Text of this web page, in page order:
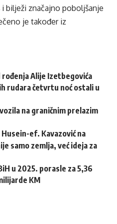
bilježi značajno poboljšanje
je također iz
rođenja Alije Izetbegovića
rudara četvrtu noć ostali u
na graničnim prelazim
ef. Kavazović na
samo zemlja, već ideja za
u 2025. porasle za 5,36
KM